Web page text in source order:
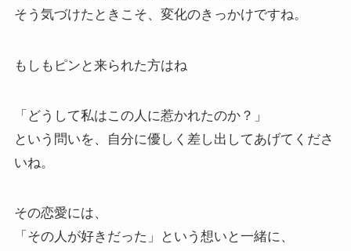
そう気づけたときこそ、変化のきっかけですね。
もしもピンと来られた方はね
「どうして私はこの人に惹かれたのか？」
という問いを、自分に優しく差し出してあげてくださ
いね。
その恋愛には、
「その人が好きだった」という想いと一緒に、